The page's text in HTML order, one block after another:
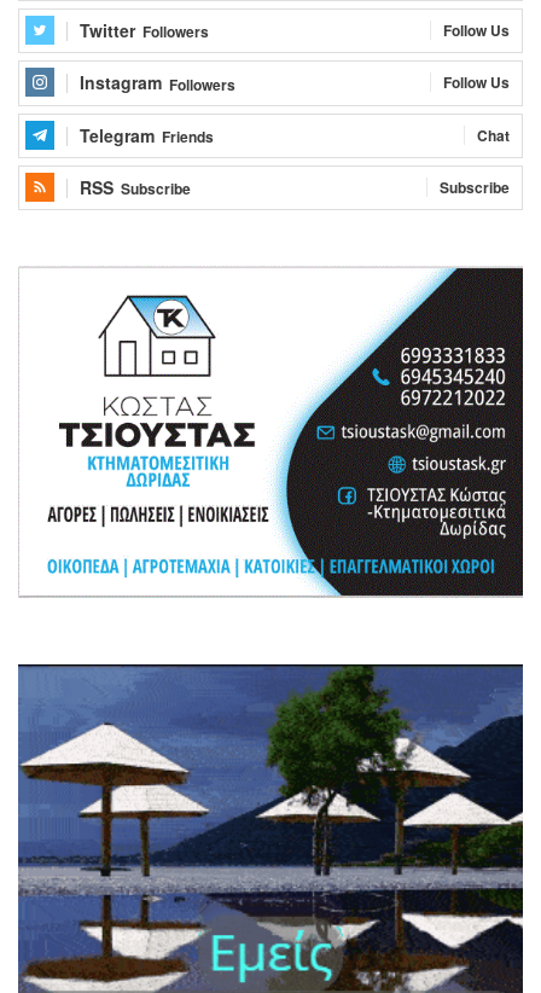
Twitter Followers Follow Us
Instagram Followers Follow Us
Telegram Friends Chat
RSS Subscribe Subscribe